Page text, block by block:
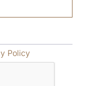
Policy